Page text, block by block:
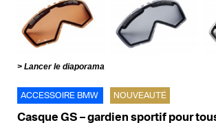
Lancer le diaporama
ACCESSOIRE BMW NOUVEAUTÉ
Casque GS – gardien sportif pour